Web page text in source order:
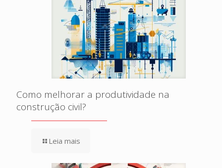
Como melhorar a produtividade na
construção civil?
Leia mais